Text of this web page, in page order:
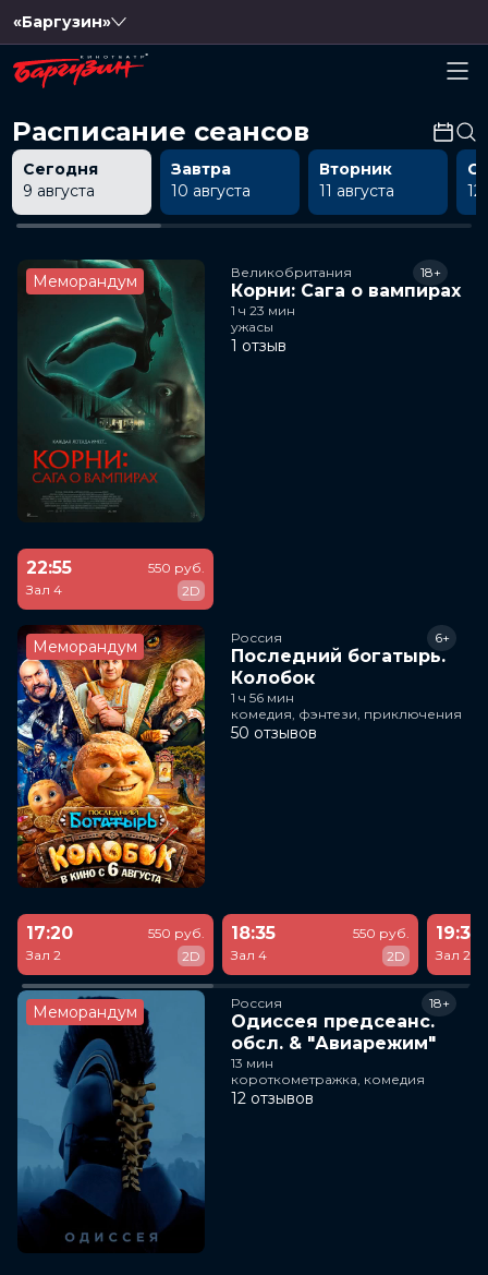
«Баргузин»
Расписание сеансов
Сегодня
9 августа
Завтра
10 августа
Вторник
11 августа
12
Меморандум Великобритания
Корни: Сага о вампирах
18+
1 ч 23 мин
ужасы
1 отзыв
22:55
Зал 4
550 руб.
2D
Меморандум Россия
Последний богатырь.
Колобок
6+
1 ч 56 мин
комедия, фэнтези, приключения
50 отзывов
17:20
Зал 2
550 руб.
2D
18:35
Зал 4
550 руб.
2D
19:30
Зал 2
Меморандум Россия
Одиссея предсеанс.
обсл. & "Авиарежим"
18+
13 мин
короткометражка, комедия
12 отзывов